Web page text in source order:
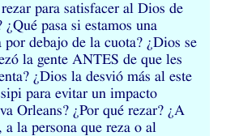
para satisfacer al Dios de
¿Qué pasa si estamos una
por debajo de la cuota? ¿Dios se
la gente ANTES de que les
¿Dios la desvió más al este
para evitar un impacto
Orleans? ¿Por qué rezar? ¿A
a la persona que reza o al